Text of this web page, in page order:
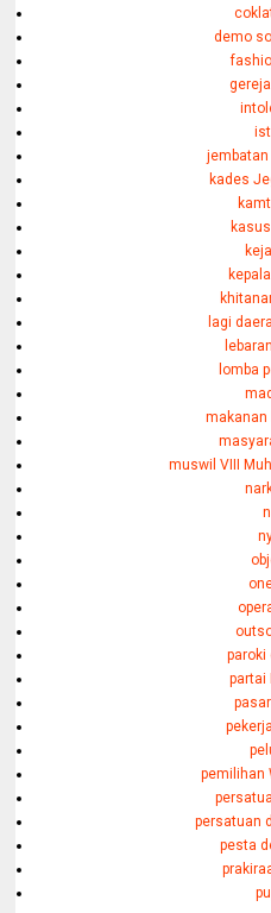
demo
jembatan
kades
lagi
lomba
makanan
muswil VIII
paroki
partai
pemilihan
persatuan
pesta